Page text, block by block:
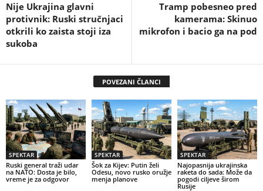
Nije Ukrajina glavni
protivnik: Ruski stručnjaci
otkrili ko zaista stoji iza
sukoba
Tramp pobesneo pred
kamerama: Skinuo
mikrofon i bacio ga na pod
POVEZANI ČLANCI
SPEKTAR
Ruski general traži udar
na NATO: Dosta je bilo,
vreme je za odgovor
SPEKTAR
Šok za Kijev: Putin želi
Odesu, novo rusko oružje
menja planove
SPEKTAR
Najopasnija ukrajinska
raketa do sada: Može da
pogodi ciljeve širom
Rusije